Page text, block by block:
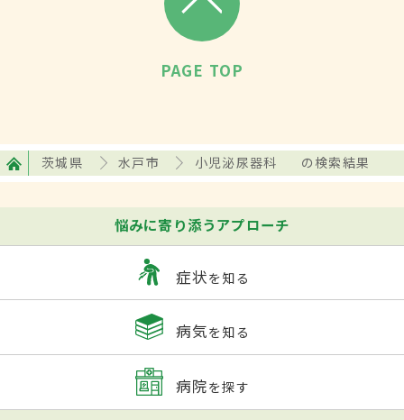
PAGE TOP
茨城県 水戸市 小児泌尿器科 の検索結果
悩みに寄り添うアプローチ
症状を知る
病気を知る
病院を探す